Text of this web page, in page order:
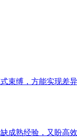
束缚，方能实现差
成熟经验，又盼